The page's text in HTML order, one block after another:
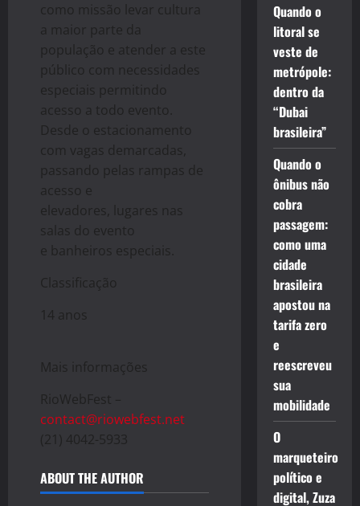
como missão levar cultura
a maior parte da
população e atender a este
público com necessidades
especiais permitindo
acesso a todo evento.
Desde o estacionamento
com vagas demarcadas,
passando pelas rampas de
acesso e
elevadores, lugares nas
salas do evento
e banheiros especiais.
Classificação
14 anos
Mais informações
RioWebFest –
contact@riowebfest.net
(21) 4042-5933
ABOUT THE AUTHOR
Quando o
litoral se
veste de
metrópole:
dentro da
“Dubai
brasileira”
Quando o
ônibus não
cobra
passagem:
como uma
cidade
brasileira
apostou na
tarifa zero
e
reescreveu
sua
mobilidade
O
marqueteiro
político e
digital, Zuza